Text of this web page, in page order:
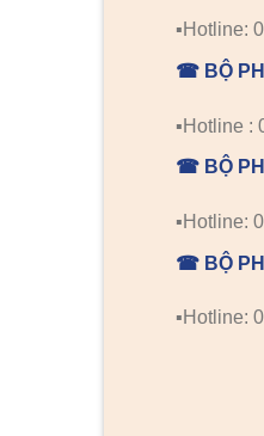
▪️Hotline:
☎ BỘ
▪️Hotline :
☎ BỘ
▪️Hotline:
☎ BỘ
▪️Hotline: